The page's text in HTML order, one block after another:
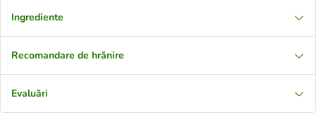
Ingrediente
Recomandare de hrănire
Evaluări